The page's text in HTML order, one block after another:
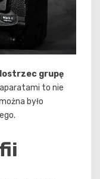
grupę
to nie
było